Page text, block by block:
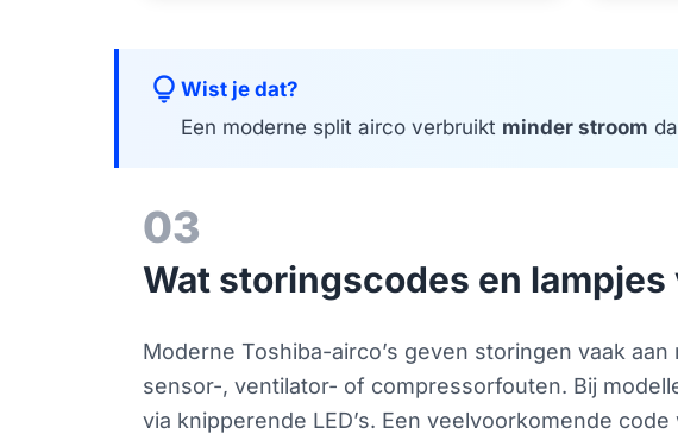
lightbulb Wist je dat?
Een moderne split airco verbruikt minder stroom
03
Wat storingscodes en
Moderne Toshiba-airco’s geven storingen vaak
sensor-, ventilator- of compressorfouten. Bij
via knipperende LED’s. Een veelvoorkomende